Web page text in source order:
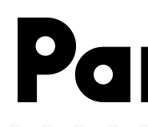
跳到主要內容區塊
網站導覽